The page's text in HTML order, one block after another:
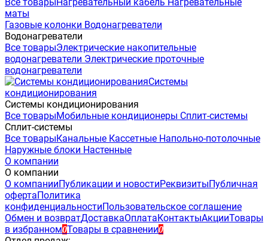
маты
Газовые колонки Водонагреватели
Водонагреватели
Все товарыЭлектрические накопительные
водонагреватели Электрические проточные
водонагреватели
Системы
кондиционирования
Системы кондиционирования
Все товарыМобильные кондиционеры Сплит-системы
Сплит-системы
Все товарыКанальные Кассетные Напольно-потолочные
Наружные блоки Настенные
О компании
О компании
О компанииПубликации и новостиРеквизитыПубличная
офертаПолитика
конфиденциальностиПользовательское соглашение
Обмен и возвратДоставкаОплатаКонтактыАкцииТовары
в избранном0Товары в сравнении0